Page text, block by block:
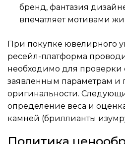
бренд, фантазия
впечатляет мотивами
При покупке ювелирного
ресейл-платформа
необходимо для проверки
заявленным параметрам и
оригинальности.
определение веса и
камней (бриллианты